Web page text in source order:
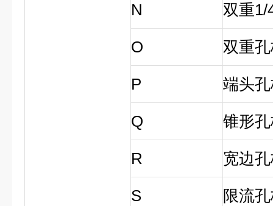
N 双重1/
O 双重
P 端头
Q 锥形
R 宽边
S 限流